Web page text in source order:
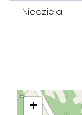
Niedziela
+